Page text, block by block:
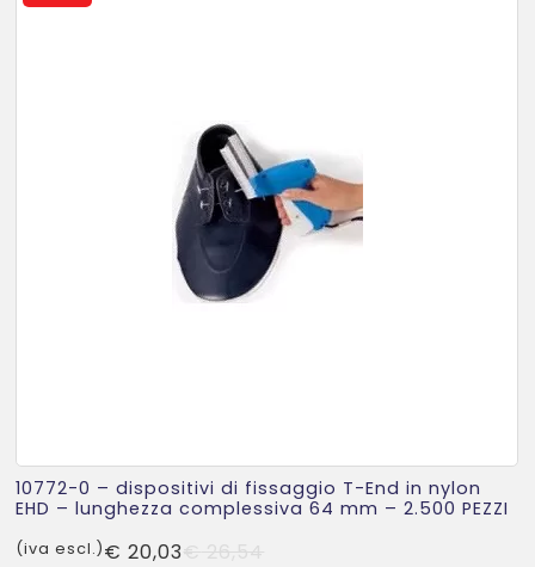
10772-0 – dispositivi di fissaggio T-End in nylon
EHD – lunghezza complessiva 64 mm – 2.500 PEZZI
€ 20,03
(iva escl.)